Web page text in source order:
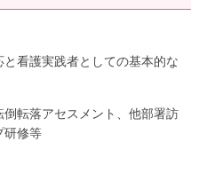
看護実践者としての基本的な
転落アセスメント、他部署訪
研修等